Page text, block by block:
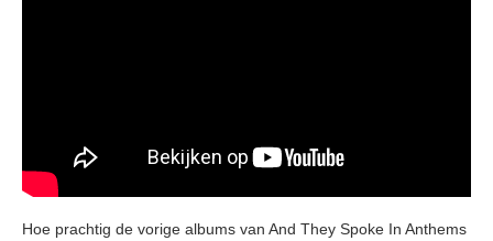
Hoe prachtig de vorige albums van And They Spoke In Anthems